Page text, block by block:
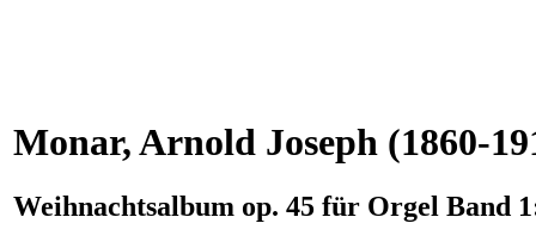
Monar, Arnold Joseph (1860-
Weihnachtsalbum op. 45 für Orgel Band